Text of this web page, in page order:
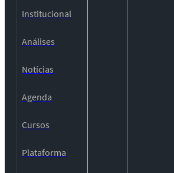
Institucional
Análises
Notícias
Agenda
Cursos
Plataforma